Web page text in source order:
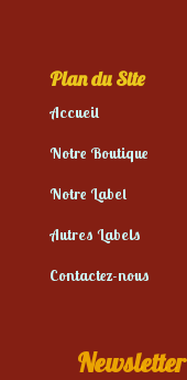
Plan du Site
Accueil
Notre Boutique
Notre Label
Autres Labels
Contactez-nous
Newsletter